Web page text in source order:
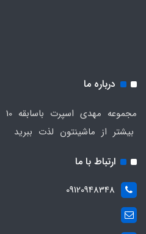
درباره ما
بیشتر از ماشینتون لذت ببرید
ارتباط با ما
09120948348